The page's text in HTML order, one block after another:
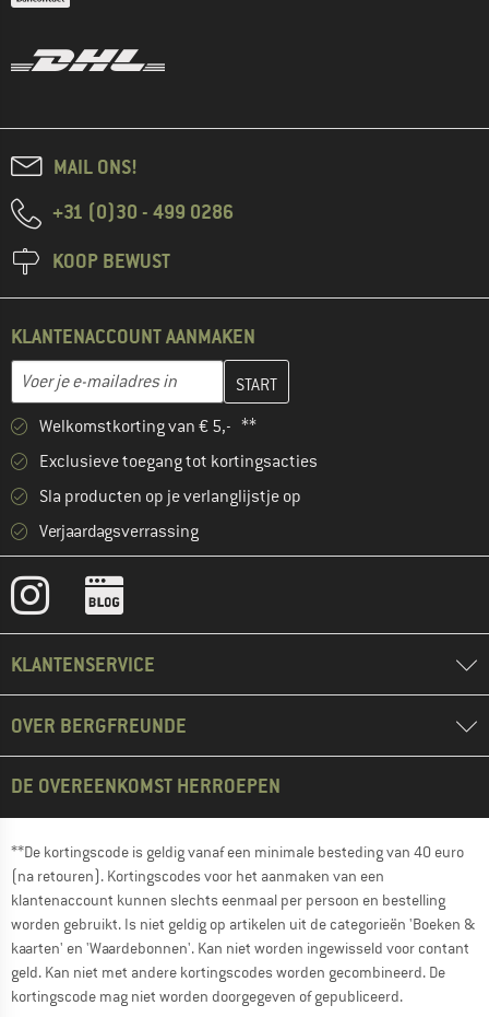
MAIL ONS!
+31 (0)30 - 499 0286
KOOP BEWUST
KLANTENACCOUNT AANMAKEN
E-mailadres
Vul je e-mailadres hier in en maak in de volgende stap je
Welkomstkorting van € 5,- **
Exclusieve toegang tot kortingsacties
Sla producten op je verlanglijstje op
Verjaardagsverrassing
KLANTENSERVICE
OVER BERGFREUNDE
DE OVEREENKOMST HERROEPEN
**De kortingscode is geldig vanaf een minimale besteding van 40 euro
(na retouren). Kortingscodes voor het aanmaken van een
klantenaccount kunnen slechts eenmaal per persoon en bestelling
worden gebruikt. Is niet geldig op artikelen uit de categorieën 'Boeken &
kaarten' en 'Waardebonnen'. Kan niet worden ingewisseld voor contant
geld. Kan niet met andere kortingscodes worden gecombineerd. De
kortingscode mag niet worden doorgegeven of gepubliceerd.